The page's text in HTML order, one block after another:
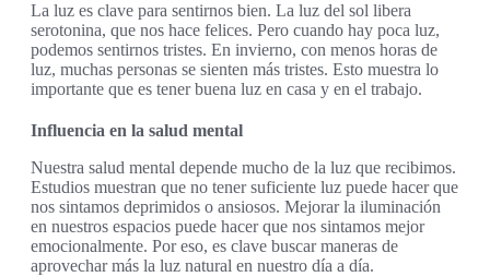
La luz es clave para sentirnos bien. La luz del sol libera
serotonina, que nos hace felices. Pero cuando hay poca luz,
podemos sentirnos tristes. En invierno, con menos horas de
luz, muchas personas se sienten más tristes. Esto muestra lo
importante que es tener buena luz en casa y en el trabajo.
Influencia en la salud mental
Nuestra salud mental depende mucho de la luz que recibimos.
Estudios muestran que no tener suficiente luz puede hacer que
nos sintamos deprimidos o ansiosos. Mejorar la iluminación
en nuestros espacios puede hacer que nos sintamos mejor
emocionalmente. Por eso, es clave buscar maneras de
aprovechar más la luz natural en nuestro día a día.